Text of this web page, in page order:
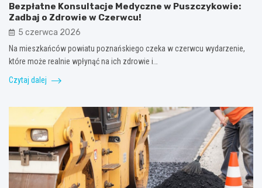
Bezpłatne Konsultacje Medyczne w Puszczykowie:
Zadbaj o Zdrowie w Czerwcu!
5 czerwca 2026
Na mieszkańców powiatu poznańskiego czeka w czerwcu wydarzenie,
które może realnie wpłynąć na ich zdrowie i…
Czytaj dalej